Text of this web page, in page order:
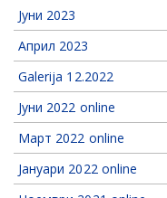
Јуни 2023
Април 2023
Galerija 12.2022
Јуни 2022 online
Март 2022 online
Jануари 2022 online